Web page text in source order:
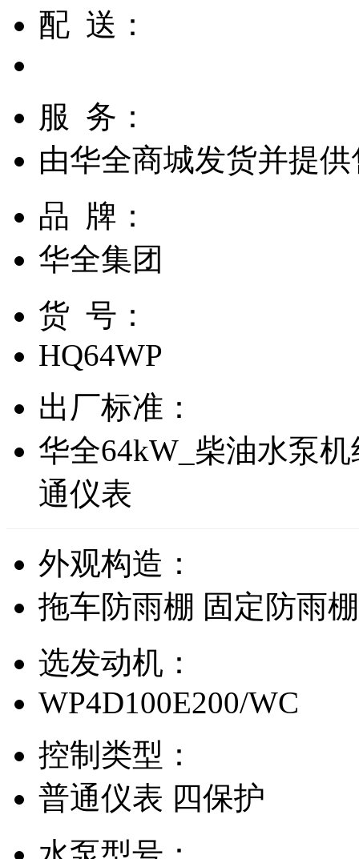
配 送：
服 务：
由华全商城发货并提
品 牌：
华全集团
货 号：
HQ64WP
出厂标准：
华全64kW_柴油水泵
通仪表
外观构造：
拖车防雨棚 固定防雨
选发动机：
WP4D100E200/WC
控制类型：
普通仪表 四保护